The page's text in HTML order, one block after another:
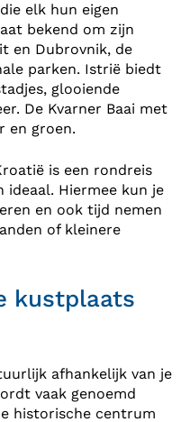
elk hun eigen
bekend om zijn
en Dubrovnik, de
parken. Istrië biedt
glooiende
De Kvarner Baai met
en groen.
is een rondreis
ideaal. Hiermee kun je
en ook tijd nemen
of kleinere
kustplaats
afhankelijk van je
vaak genoemd
historische centrum